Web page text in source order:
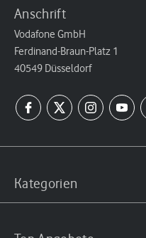
Anschrift
Vodafone GmbH
Ferdinand-Braun-Platz 1
40549 Düsseldorf
Kategorien